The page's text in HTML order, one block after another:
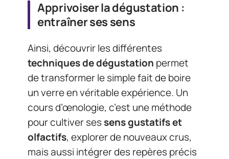
Apprivoiser la dégustation :
entraîner ses sens
Ainsi, découvrir les différentes
techniques de dégustation permet
de transformer le simple fait de boire
un verre en véritable expérience. Un
cours d’œnologie, c’est une méthode
pour cultiver sessens gustatifs et
olfactifs, explorer de nouveaux crus,
mais aussi intégrer des repères précis